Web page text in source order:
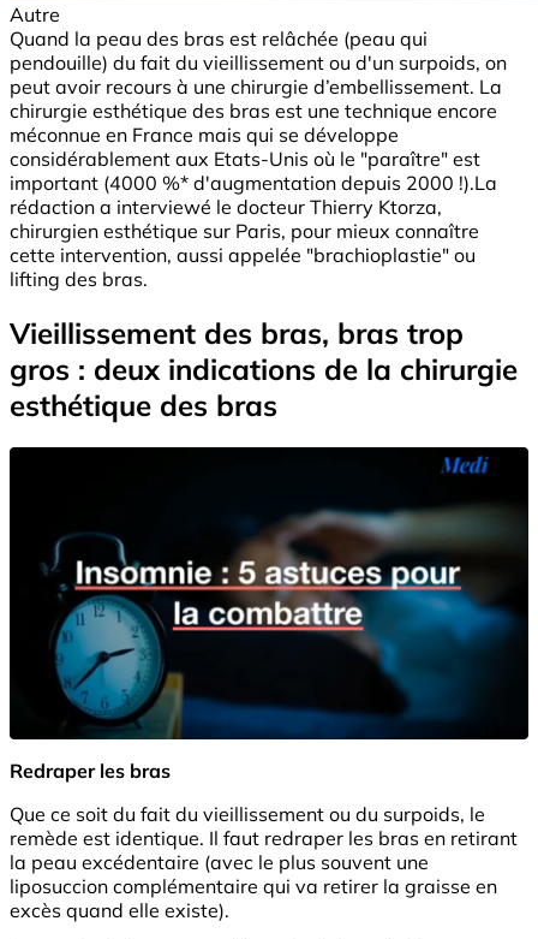
Autre
Quand la peau des bras est relâchée (peau qui
pendouille) du fait du vieillissement ou d'un surpoids, on
peut avoir recours à une chirurgie d’embellissement. La
chirurgie esthétique des bras est une technique encore
méconnue en France mais qui se développe
considérablement aux Etats-Unis où le "paraître" est
important (4000 %* d'augmentation depuis 2000 !).La
rédaction a interviewé le docteur Thierry Ktorza,
chirurgien esthétique sur Paris, pour mieux connaître
cette intervention, aussi appelée "brachioplastie" ou
lifting des bras.
Vieillissement des bras, bras trop
gros : deux indications de la chirurgie
esthétique des bras
Redraper les bras
Que ce soit du fait du vieillissement ou du surpoids, le
remède est identique. Il faut redraper les bras en retirant
la peau excédentaire (avec le plus souvent une
liposuccion complémentaire qui va retirer la graisse en
excès quand elle existe).